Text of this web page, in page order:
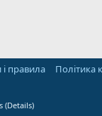
правила Політика
(Details)